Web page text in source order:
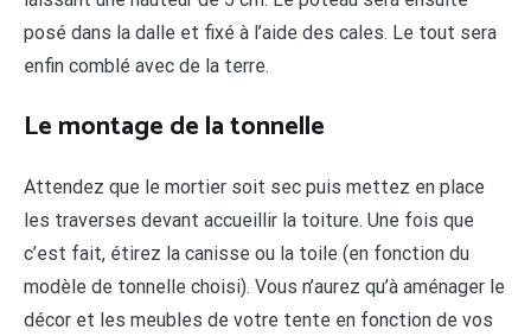
posé dans la dalle et fixé à l’aide des cales. Le tout sera
enfin comblé avec de la terre.
Le montage de la tonnelle
Attendez que le mortier soit sec puis mettez en place
les traverses devant accueillir la toiture. Une fois que
c’est fait, étirez la canisse ou la toile (en fonction du
modèle de tonnelle choisi). Vous n’aurez qu’à aménager le
décor et les meubles de votre tente en fonction de vos